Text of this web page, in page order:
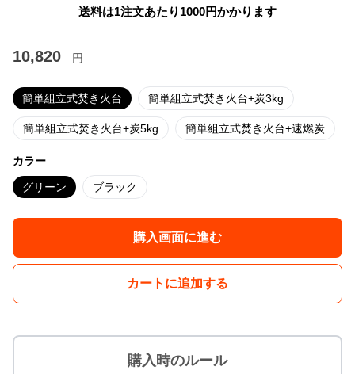
送料は1注文あたり 1000円かかります
10,820 円
簡単組立式焚き火台 簡単組立式焚き火台+炭3kg
簡単組立式焚き火台+炭5kg 簡単組立式焚き火台+速燃炭
カラー
グリーン ブラック
購入画面に進む
カートに追加する
購入時のルール